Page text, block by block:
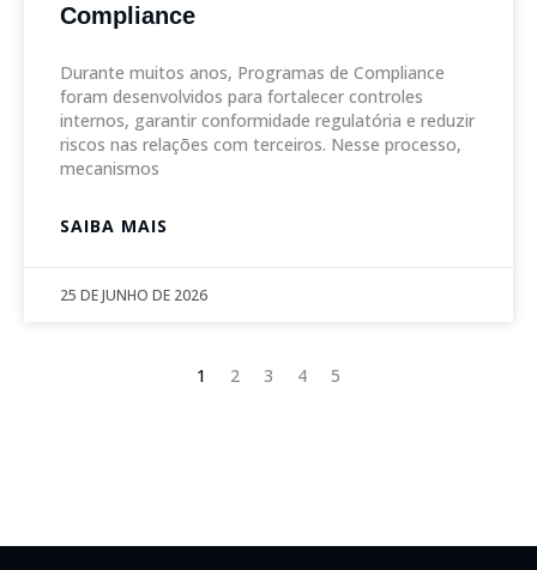
Compliance
Durante muitos anos, Programas de Compliance
foram desenvolvidos para fortalecer controles
internos, garantir conformidade regulatória e reduzir
riscos nas relações com terceiros. Nesse processo,
mecanismos
SAIBA MAIS
25 DE JUNHO DE 2026
1 2 3 4 5